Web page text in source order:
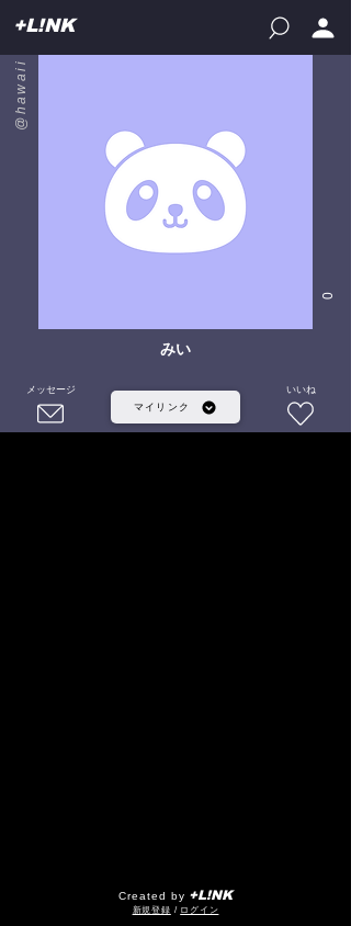
+L!NK
@hawaii
0
みい
メッセージ
マイリンク
いいね
Created by +L!NK
​新規登録 / ログイン